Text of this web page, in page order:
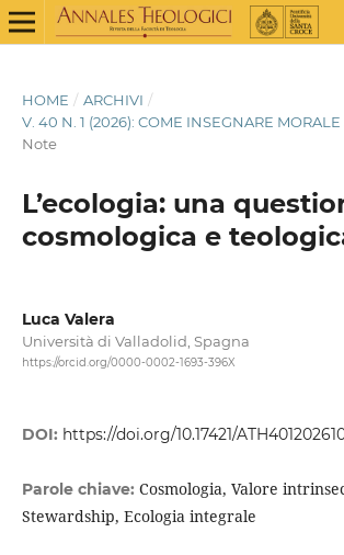
HOME / ARCHIVI /
V. 40 N. 1 (2026): COME INSEGNARE
Note
L’ecologia: una
cosmologica e
Luca Valera
Università di Valladolid, Spagna
https://orcid.org/0000-0002-1693-396X
DOI: https://doi.org/10.17421/
Parole chiave: Cosmologia, Valore
Stewardship, Ecologia integrale